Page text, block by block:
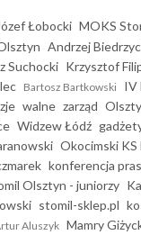
Łobocki MOKS
Andrzej
Suchocki Krzysztof
Bartosz Bartkowski IV
walne zarząd
Widzew Łódź
Okocimski KS
konferencja
Olsztyn - juniorzy
stomil-sklep.pl
Aluszyk Mamry